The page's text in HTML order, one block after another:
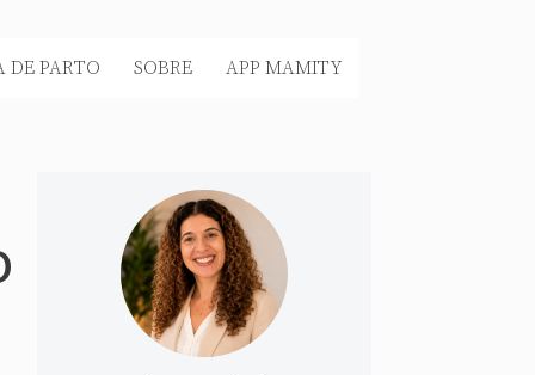
DE PARTO SOBRE APP MAMITY